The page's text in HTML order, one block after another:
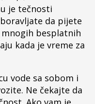
je tečnosti
da pijete
besplatnih
kada je vreme za
vode sa sobom i
Ne čekajte da